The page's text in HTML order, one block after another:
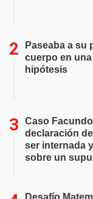
Paseaba a su
cuerpo en
hipótesis
Caso
declaración
ser internada
sobre un
Desafío